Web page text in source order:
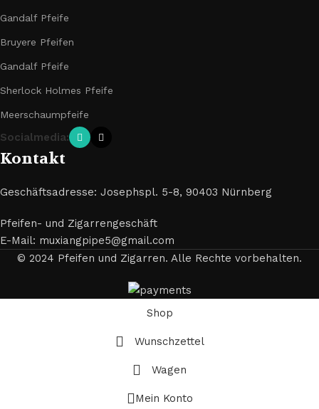
Gandalf Pfeife
Bruyere Pfeifen
Gandalf Pfeife
Sherlock Holmes Pfeife
Meerschaumpfeife
Socialmedia:
Kontakt
Geschäftsadresse: Josephspl. 5-8, 90403 Nürnberg
Pfeifen- und Zigarrengeschäft
E-Mail: muxiangpipe5@gmail.com
© 2024 Pfeifen und Zigarren. Alle Rechte vorbehalten.
Shop
Wunschzettel
Wagen
Mein Konto